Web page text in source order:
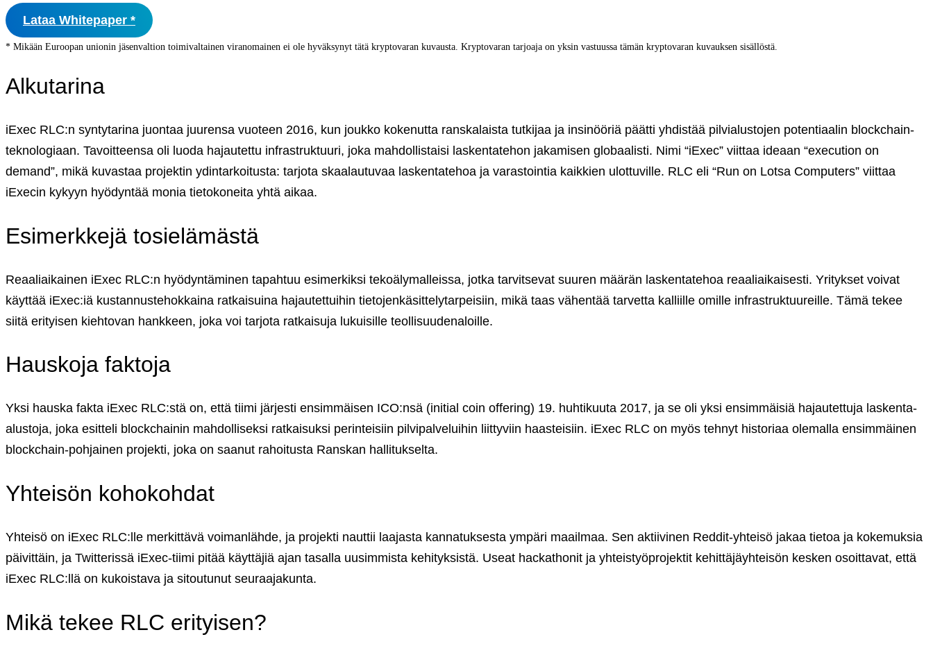
Rekisteröidy
Choose
language Kirjaudu sisään tilillesi
Kryptot
Yksityisille
Coinmotion Wealth ★
Kryptouutiset
Ohjekeskus
Suomi (FI)
Suomi (FI)
Kirjaudu sisään tilillesi
Kryptot
Palvelut
Coinmotion Wealth ★
Ohjekeskus
Suomi (FI)
English (US)
Suomi (FI)
Lataa Whitepaper *
* Mikään Euroopan unionin jäsenvaltion toimivaltainen viranomainen ei ole hyväksynyt tätä kryptovaran kuvausta. Kryptovaran tarjoaja on yksin vastuussa tämän kryptovaran kuvauksen sisällöstä.
Alkutarina
iExec RLC:n syntytarina juontaa juurensa vuoteen 2016, kun joukko kokenutta ranskalaista tutkijaa ja insinööriä päätti yhdistää pilvialustojen potentiaalin blockchain-
teknologiaan. Tavoitteensa oli luoda hajautettu infrastruktuuri, joka mahdollistaisi laskentatehon jakamisen globaalisti. Nimi “iExec” viittaa ideaan “execution on
demand”, mikä kuvastaa projektin ydintarkoitusta: tarjota skaalautuvaa laskentatehoa ja varastointia kaikkien ulottuville. RLC eli “Run on Lotsa Computers” viittaa
iExecin kykyyn hyödyntää monia tietokoneita yhtä aikaa.
Esimerkkejä tosielämästä
Reaaliaikainen iExec RLC:n hyödyntäminen tapahtuu esimerkiksi tekoälymalleissa, jotka tarvitsevat suuren määrän laskentatehoa reaaliaikaisesti. Yritykset voivat
käyttää iExec:iä kustannustehokkaina ratkaisuina hajautettuihin tietojenkäsittelytarpeisiin, mikä taas vähentää tarvetta kalliille omille infrastruktuureille. Tämä tekee
siitä erityisen kiehtovan hankkeen, joka voi tarjota ratkaisuja lukuisille teollisuudenaloille.
Hauskoja faktoja
Yksi hauska fakta iExec RLC:stä on, että tiimi järjesti ensimmäisen ICO:nsä (initial coin offering) 19. huhtikuuta 2017, ja se oli yksi ensimmäisiä hajautettuja laskenta-
alustoja, joka esitteli blockchainin mahdolliseksi ratkaisuksi perinteisiin pilvipalveluihin liittyviin haasteisiin. iExec RLC on myös tehnyt historiaa olemalla ensimmäinen
blockchain-pohjainen projekti, joka on saanut rahoitusta Ranskan hallitukselta.
Yhteisön kohokohdat
Yhteisö on iExec RLC:lle merkittävä voimanlähde, ja projekti nauttii laajasta kannatuksesta ympäri maailmaa. Sen aktiivinen Reddit-yhteisö jakaa tietoa ja kokemuksia
päivittäin, ja Twitterissä iExec-tiimi pitää käyttäjiä ajan tasalla uusimmista kehityksistä. Useat hackathonit ja yhteistyöprojektit kehittäjäyhteisön kesken osoittavat, että
iExec RLC:llä on kukoistava ja sitoutunut seuraajakunta.
Mikä tekee RLC erityisen?